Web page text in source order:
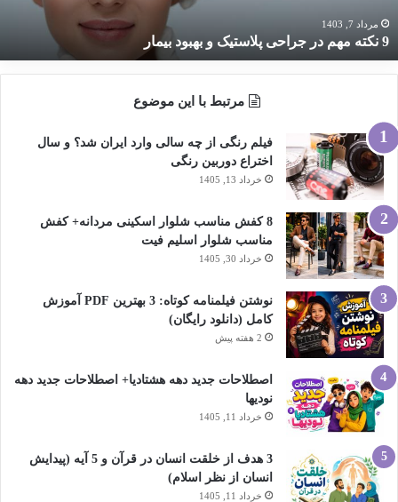
بیمارمرداد 7, 1403
9 نکته مهم در جراحی پلاستیک و بهبود بیمار
مرتبط با این موضوع
فیلم رنگی از چه سالی وارد ایران شد؟ و سال
اختراع دوربین رنگی
خرداد 13, 1405
8 کفش مناسب شلوار اسکینی مردانه+ کفش
مناسب شلوار اسلیم فیت
خرداد 30, 1405
نوشتن فیلمنامه کوتاه: 3 بهترین PDF آموزش
کامل (دانلود رایگان)
2 هفته پیش
اصطلاحات جدید دهه هشتادیا+ اصطلاحات جدید دهه
نودیها
خرداد 11, 1405
3 هدف از خلقت انسان در قرآن و 5 آیه (پیدایش
انسان از نظر اسلام)
خرداد 11, 1405